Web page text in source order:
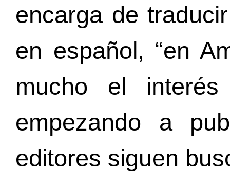
encarga de
en español, “en
mucho el
empezando a
editores siguen